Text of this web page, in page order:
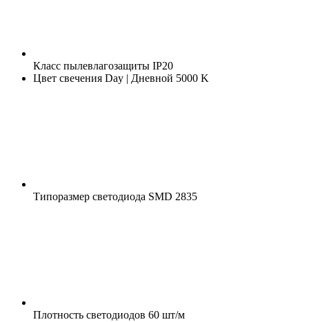
Класс пылевлагозащиты IP20
Цвет свечения Day | Дневной 5000 K
Типоразмер светодиода SMD 2835
Плотность светодиодов 60 шт/м